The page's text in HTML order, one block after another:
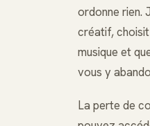
ordonne rien.
créatif,
musique et
vous y
La perte de